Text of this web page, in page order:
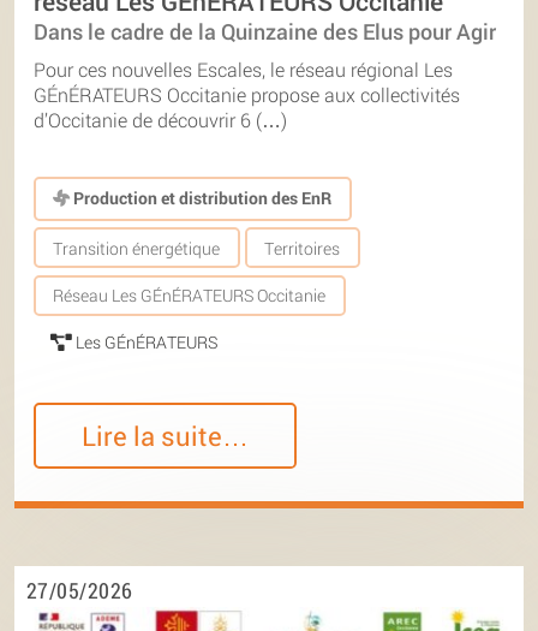
Dans le cadre de la Quinzaine des Elus pour Agir
Pour ces nouvelles Escales, le réseau régional Les
GÉnÉRATEURS Occitanie propose aux collectivités
d’Occitanie de découvrir 6 (…)
Production et distribution des EnR
Transition énergétique Territoires
Réseau Les GÉnÉRATEURS Occitanie
Les GÉnÉRATEURS
Lire la suite…
27/05/2026